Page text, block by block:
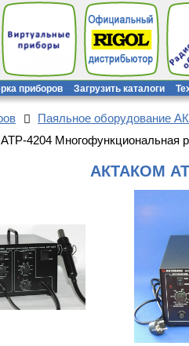
приборов Загрузить каталоги
Паяльное оборудование
4204 Многофункциональная
АКТАКОМ